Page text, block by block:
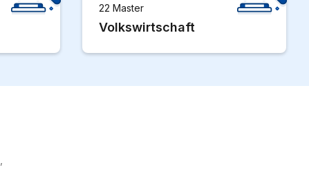
22 Master
Volkswirtschaft